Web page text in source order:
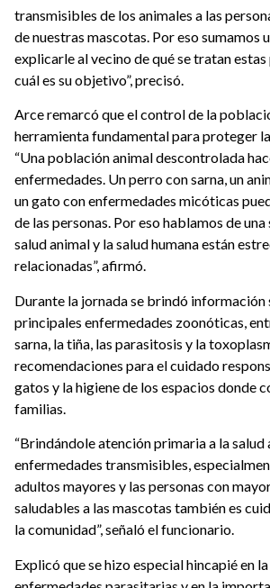
transmisibles de los animales a las
de nuestras mascotas. Por eso sumamos
explicarle al vecino de qué se tratan
cuál es su objetivo”, precisó.
Arce remarcó que el control de la
herramienta fundamental para proteger
“Una población animal descontrolada
enfermedades. Un perro con sarna, un
un gato con enfermedades micóticas
de las personas. Por eso hablamos de
salud animal y la salud humana están
relacionadas”, afirmó.
Durante la jornada se brindó información
principales enfermedades zoonóticas,
sarna, la tiña, las parasitosis y la
recomendaciones para el cuidado
gatos y la higiene de los espacios donde
familias.
“Brindándole atención primaria a la salud
enfermedades transmisibles,
adultos mayores y las personas con
saludables a las mascotas también es
la comunidad”, señaló el funcionario.
Explicó que se hizo especial hincapié en